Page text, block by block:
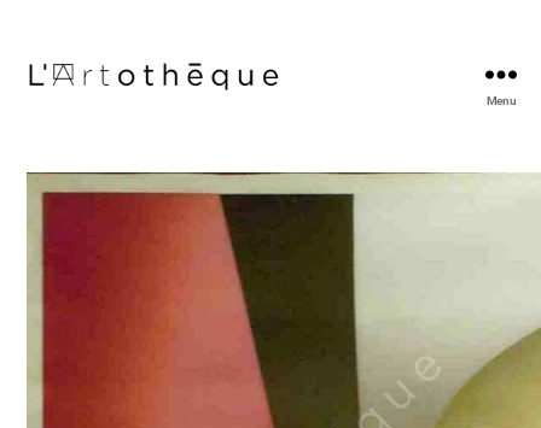
Menu